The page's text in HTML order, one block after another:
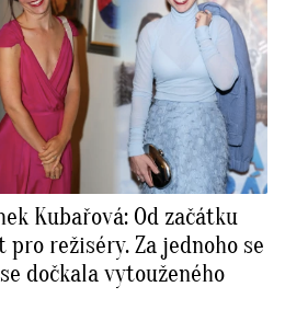
Kubařová: Od začátku
režiséry. Za jednoho se
dočkala vytouženého